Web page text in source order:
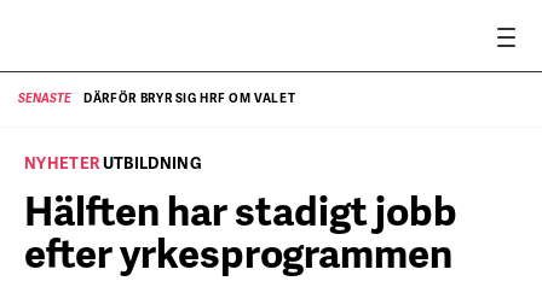
SENASTE DÄRFÖR BRYR SIG HRF OM VALET
NYHETERUTBILDNING
Hälften har stadigt jobb
efter yrkesprogrammen